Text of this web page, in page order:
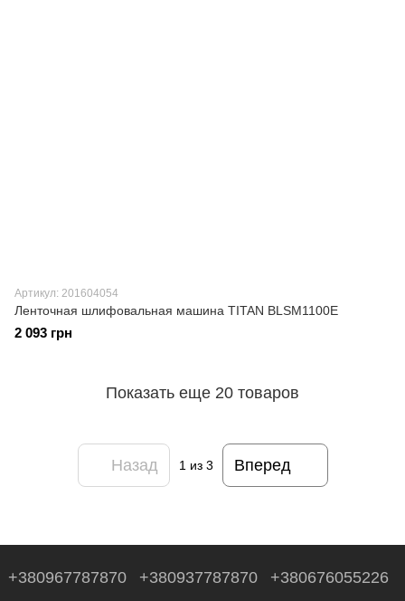
Артикул: 201604054
Ленточная шлифовальная машина TITAN BLSM1100E
2 093 грн
Показать еще 20 товаров
Назад 1 из 3 Вперед
+380967787870 +380937787870
+380676055226